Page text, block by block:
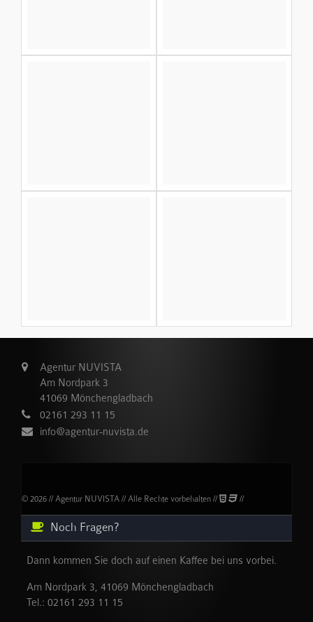
Agentur NUVISTA
Am Nordpark 3
41069 Mönchengladbach
02161 293 11 15
info@agentur-nuvista.de
© 2026 // Agentur NUVISTA // Alle Rechte vorbehalten // //
Noch Fragen?
Dann kommen Sie doch auf einen Kaffee bei uns vorbei.
Am Nordpark 3, 41069 Mönchengladbach
Tel.: 02161 293 11 15